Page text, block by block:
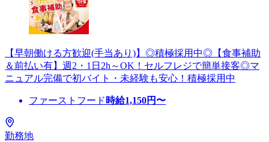
【早朝働ける方歓迎(手当あり)】◎積極採用中◎【食事補助
＆前払い有】週2・1日2h～OK！セルフレジで簡単接客◎マ
ニュアル完備で初バイト・未経験も安心！積極採用中
ファーストフード 時給1,150円〜
勤務地